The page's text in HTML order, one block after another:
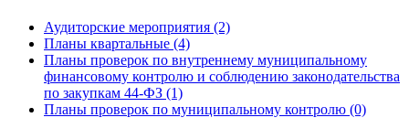
Аудиторские мероприятия (2)
Планы квартальные (4)
Планы проверок по внутреннему муниципальному
финансовому контролю и соблюдению законодательства
по закупкам 44-ФЗ (1)
Планы проверок по муниципальному контролю (0)